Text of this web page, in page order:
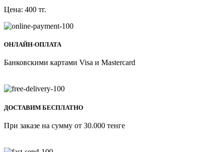
Цена: 400 тг.
ОНЛАЙН-ОПЛАТА
Банковскими картами Visa и Mastercard
ДОСТАВИМ БЕСПЛАТНО
При заказе на сумму от 30.000 тенге